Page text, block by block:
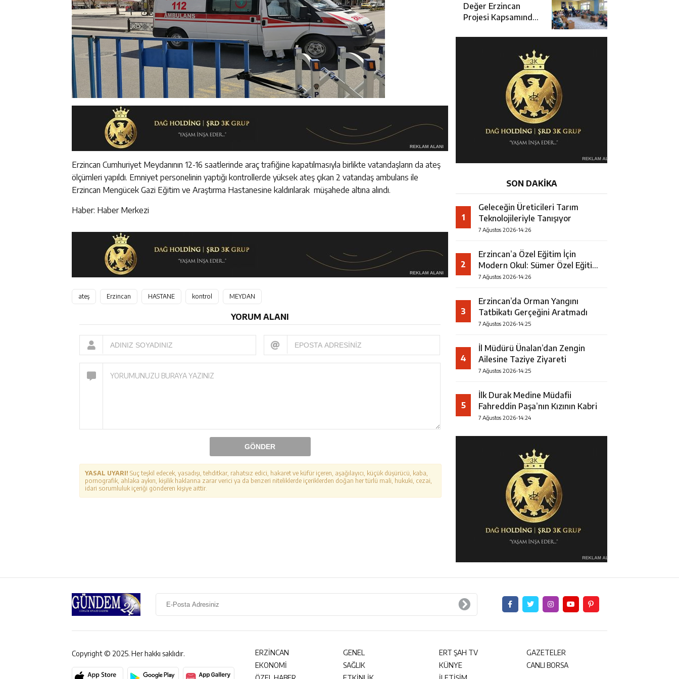
Erzincan Cumhuriyet Meydanının 12-16 saatlerinde araç trafiğine kapatılmasıyla birlikte vatandaşların da ateş
ölçümleri yapıldı. Emniyet personelinin yaptığı kontrollerde yüksek ateş çıkan 2 vatandaş ambulans ile
Erzincan Mengücek Gazi Eğitim ve Araştırma Hastanesine kaldırılarak müşahede altına alındı.
Haber: Haber Merkezi
ateş Erzincan HASTANE kontrol MEYDAN
YORUM ALANI
GÖNDER
YASAL UYARI! Suç teşkil edecek, yasadışı, tehditkar, rahatsız edici, hakaret ve küfür içeren, aşağılayıcı, küçük düşürücü, kaba,
pornografik, ahlaka aykırı, kişilik haklarına zarar verici ya da benzeri niteliklerde içeriklerden doğan her türlü mali, hukuki, cezai,
idari sorumluluk içeriği gönderen kişiye aittir.
Toplantısı
Değer Erzincan
Projesi Kapsamında
Eğitimi
SON DAKİKA
1
Geleceğin Üreticileri Tarım
Teknolojileriyle Tanışıyor
7 Ağustos 2026-14:26
2
Erzincan’a Özel Eğitim İçin
Modern Okul: Sümer Özel Eğitim
Meslek Okulu Protokolü
7 Ağustos 2026-14:26
3
Erzincan’da Orman Yangını
Tatbikatı Gerçeğini Aratmadı
7 Ağustos 2026-14:25
4
İl Müdürü Ünalan’dan Zengin
Ailesine Taziye Ziyareti
7 Ağustos 2026-14:25
5
İlk Durak Medine Müdafii
Fahreddin Paşa’nın Kızının Kabri
7 Ağustos 2026-14:24
Copyright © 2025. Her hakkı saklıdır. ERZİNCAN
GENEL
EKONOMİ
SAĞLIK
ERT ŞAH TV
GAZETELER
KÜNYE
CANLI BORSA